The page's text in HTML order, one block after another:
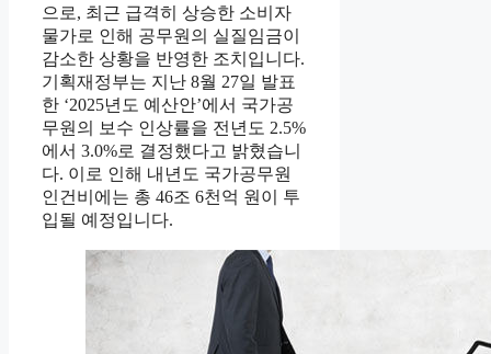
으로, 최근 급격히 상승한 소비자
물가로 인해 공무원의 실질임금이
감소한 상황을 반영한 조치입니다.
기획재정부는 지난 8월 27일 발표
한 ‘2025년도 예산안’에서 국가공
무원의 보수 인상률을 전년도 2.5%
에서 3.0%로 결정했다고 밝혔습니
다. 이로 인해 내년도 국가공무원
인건비에는 총 46조 6천억 원이 투
입될 예정입니다.